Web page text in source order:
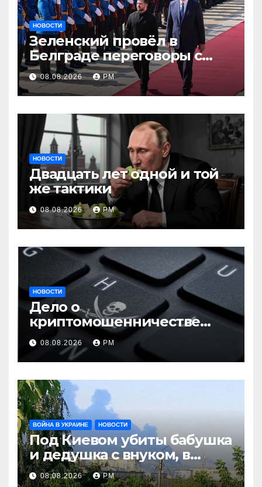
НОВОСТИ
Зеленский провёл в
Белграде переговоры с
Вучичем
08.08.2026 РМ
НОВОСТИ
Двадцать лет одной и той
же тактики
08.08.2026 РМ
НОВОСТИ
Дело о
криптомошенничестве
оборачивают в содействие
терроризму
08.08.2026 РМ
ВОЙНА В УКРАИНЕ НОВОСТИ
Под Киевом убиты бабушка
и дедушка с внуком, в
Поволжье и на Кубани
08.08.2026 РМ